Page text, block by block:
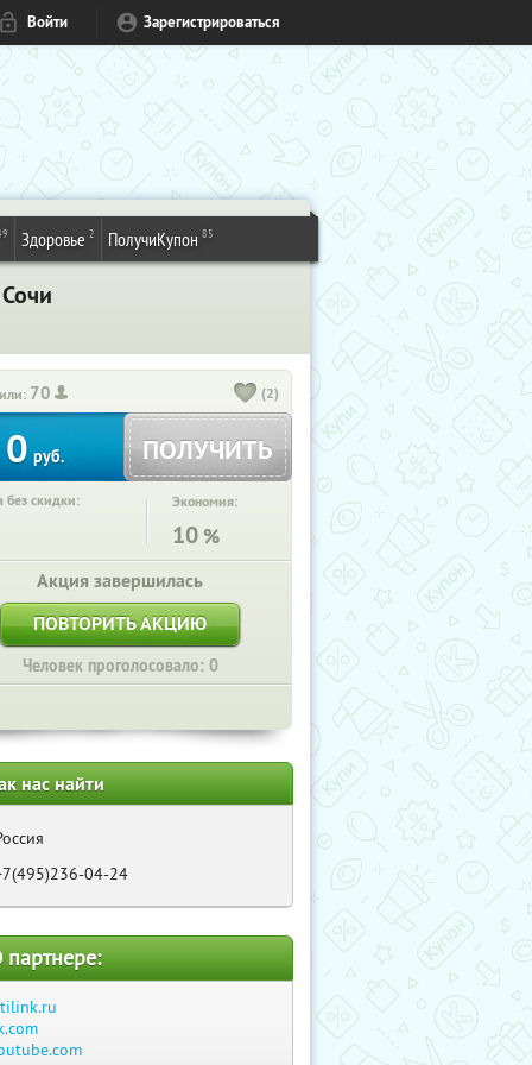
Войти Зарегистрироваться
Здоровье 2 ПолучиКупон 85
70 (2)
0 руб. ПОЛУЧИТЬ
без скидки: Экономия:
10 %
Акция завершилась
ПОВТОРИТЬ АКЦИЮ
Человек проголосовало: 0
нас найти
04-24
партнере: